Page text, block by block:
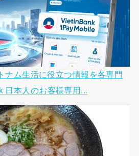
ナム生活に役立つ情報を各専門
日本人のお客様専用...